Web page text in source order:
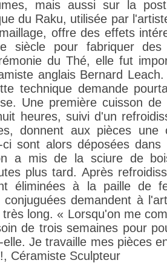
mais aussi sur la
du Raku, utilisée par
offre des effets
siècle pour fabriquer des
du Thé, elle fut
anglais Bernard Leach.
technique demande
Une première cuisson de
heures, suivi d'un
donnent aux pièces une
ci sont alors déposées dans
a mis de la sciure de
plus tard. Après
éliminées à la paille de
demandent à
long. « Lorsqu'on me
de trois semaines pour
Je travaille mes pièces
Céramiste Sculpteur